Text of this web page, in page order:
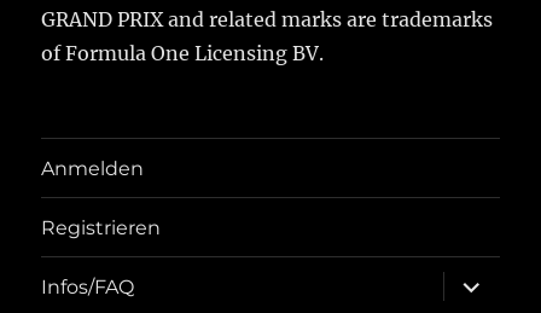
GRAND PRIX and related marks are trademarks
of Formula One Licensing BV.
Anmelden
Registrieren
Infos/FAQ
öffnen